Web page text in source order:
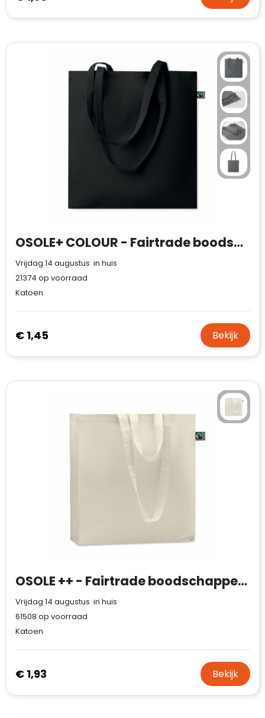
OSOLE+ COLOUR - Fairtrade boodschappentas 180g
Vrijdag 14 augustus in huis
21374 op voorraad
Katoen
€ 1,45 Bekijk
OSOLE ++ - Fairtrade boodschappentas 180gr
Vrijdag 14 augustus in huis
61508 op voorraad
Katoen
€ 1,93 Bekijk